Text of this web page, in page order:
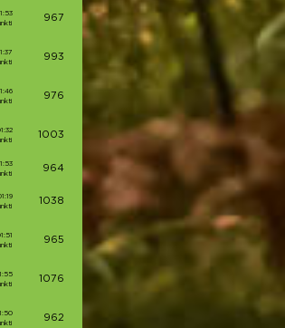
967
993
976
1003
964
1038
965
1076
962